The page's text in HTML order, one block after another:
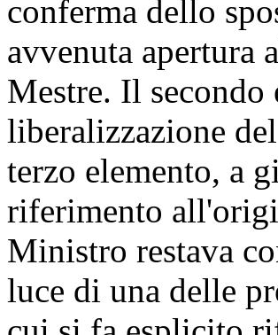
conferma dello
avvenuta apertura
Mestre. Il secondo
liberalizzazione
terzo elemento, a
riferimento
Ministro restava
luce di una delle